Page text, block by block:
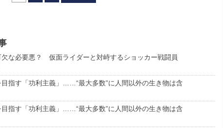
欠な必要悪？ 仮面ライダーと対峙するショッカー戦闘員
目指す「功利主義」……“最大多数”に人間以外の生き物は含
目指す「功利主義」……“最大多数”に人間以外の生き物は含